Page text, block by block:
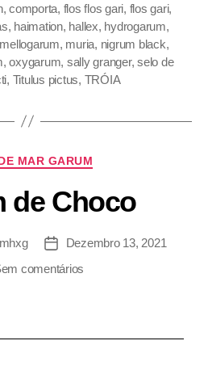
,comporta, flos flos gari, flos gari,
, haimation, hallex, hydrogarum,
mellogarum, muria, nigrum black,
,oxygarum, sally granger,selo de
, Titulus pictus, TRÓIA
MAR GARUM
de Choco
Dezembro 13, 2021
comentários